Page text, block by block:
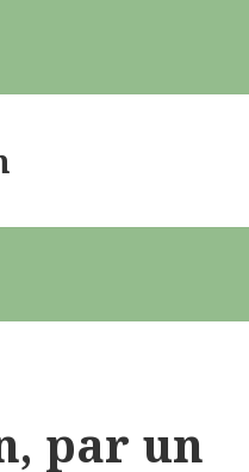
par un